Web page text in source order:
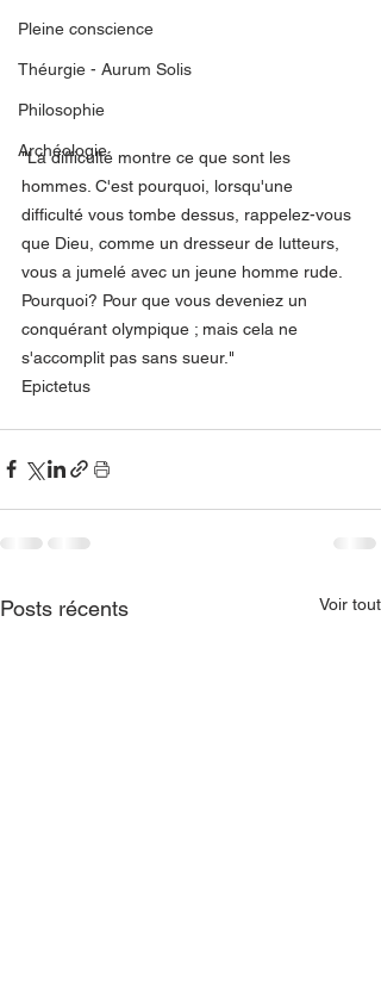
Pleine conscience
Théurgie - Aurum Solis
Philosophie
Archéologie
"La difficulté montre ce que sont les
hommes. C'est pourquoi, lorsqu'une
difficulté vous tombe dessus, rappelez-vous
que Dieu, comme un dresseur de lutteurs,
vous a jumelé avec un jeune homme rude.
Pourquoi? Pour que vous deveniez un
conquérant olympique ; mais cela ne
s'accomplit pas sans sueur."
Epictetus
Posts récents Voir tout